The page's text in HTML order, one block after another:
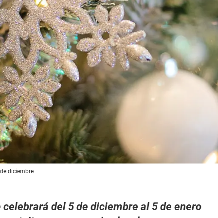
diciembre
del 5 de diciembre al 5 de enero